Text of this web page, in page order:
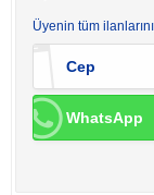
Üyenin tüm
Cep
WhatsApp